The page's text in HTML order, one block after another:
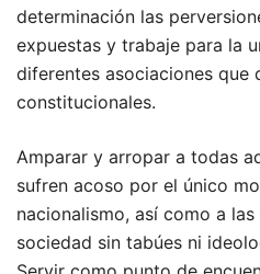
determinación las
expuestas y trabaje para la
diferentes asociaciones que
constitucionales.
Amparar y arropar a todas
sufren acoso por el único
nacionalismo, así como a
sociedad sin tabúes ni